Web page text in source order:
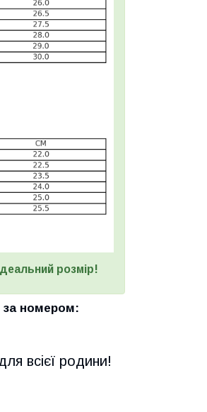
розмір!
за номером:
всієї родини!